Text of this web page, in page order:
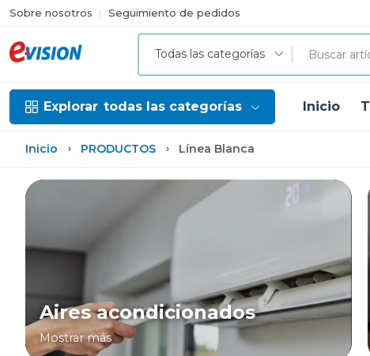
Sobre nosotros Seguimiento de pedidos
Todas las categorías
Explorar todas las categorías Inicio
Inicio PRODUCTOS Línea Blanca
Aires acondicionados
Mostrar más